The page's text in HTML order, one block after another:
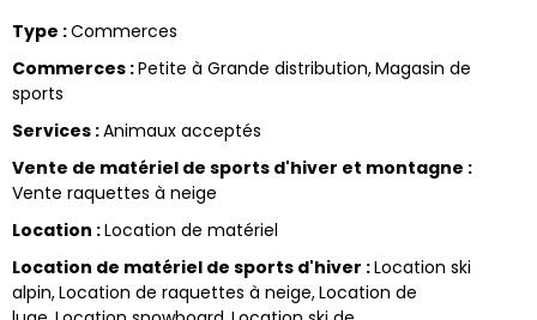
Type :Commerces
Commerces :Petite à Grande distribution Magasin de
sports
Services :Animaux acceptés
Vente de matériel de sports d'hiver et montagne :
Vente raquettes à neige
Location :Location de matériel
Location de matériel de sports d'hiver :Location ski
alpin Location de raquettes à neige Location de